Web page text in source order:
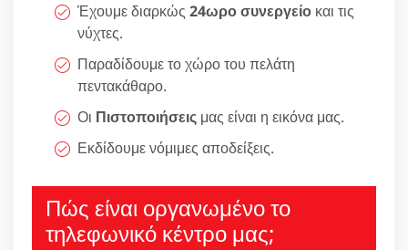
Έχουμε διαρκώς 24ωρο συνεργείο και τις
νύχτες.
Παραδίδουμε το χώρο του πελάτη
πεντακάθαρο.
Οι Πιστοποιήσεις μας είναι η εικόνα μας.
Εκδίδουμε νόμιμες αποδείξεις.
Πώς είναι οργανωμένο το
τηλεφωνικό κέντρο μας;